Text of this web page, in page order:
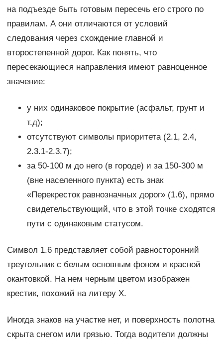
на подъезде быть готовым пересечь его строго по
правилам. А они отличаются от условий
следования через схождение главной и
второстепенной дорог. Как понять, что
пересекающиеся направления имеют равноценное
значение:
у них одинаковое покрытие (асфальт, грунт и
т.д);
отсутствуют символы приоритета (2.1, 2.4,
2.3.1-2.3.7);
за 50-100 м до него (в городе) и за 150-300 м
(вне населенного пункта) есть знак
«Перекресток равнозначных дорог» (1.6), прямо
свидетельствующий, что в этой точке сходятся
пути с одинаковым статусом.
Символ 1.6 представляет собой равносторонний
треугольник с белым основным фоном и красной
окантовкой. На нем черным цветом изображен
крестик, похожий на литеру Х.
Иногда знаков на участке нет, и поверхность полотна
скрыта снегом или грязью. Тогда водители должны